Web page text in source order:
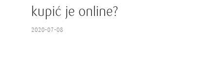
kupić je online?
2020-07-08